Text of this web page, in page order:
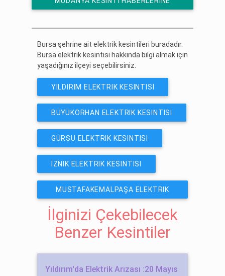
Bursa şehrine ait elektrik kesintileri buradadır.
Bursa elektrik kesintisi hakkında bilgi almak için
yaşadığınız ilçeyi seçebilirsiniz.
YILDIRIM ELEKTRIK KESINTISI
BÜYÜKORHAN ELEKTRIK KESINTISI
GÜRSU ELEKTRIK KESINTISI
İZNIK ELEKTRIK KESINTISI
MUSTAFAKEMALPAŞA ELEKTRIK
KESINTISI
İlginizi Çekebilecek
Benzer Kesintiler
Yıldırım'da Elektrik Arızası :20 Mayıs